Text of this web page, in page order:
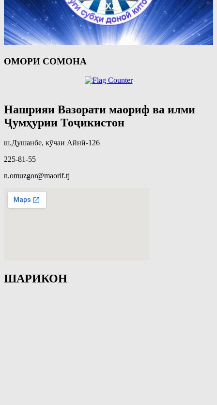
ОМОРИ СОМОНА
Нашрияи Вазорати маориф ва илми
Ҷумҳурии Тоҷикистон
ш.Душанбе, кӯчаи Айнӣ-126
225-81-55
n.omuzgor@maorif.tj
ШАРИКОН